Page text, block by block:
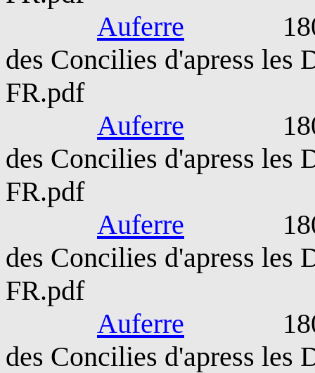
Auferre 1809-
des Concilies d'apress les
FR.pdf
Auferre 1809-
des Concilies d'apress les
FR.pdf
Auferre 1809-
des Concilies d'apress les
FR.pdf
Auferre 1809-
des Concilies d'apress les